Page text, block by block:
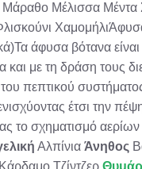
Μέλισσα Μέντα
άφυσα βότανα
και με τη δράση τους
πεπτικού
έτσι την
το σχηματισμό αερίων
Αλπίνια Άνηθος
Κάρδαμο Τζίντζερ